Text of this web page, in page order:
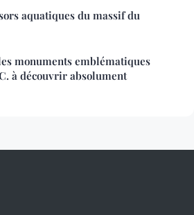
aquatiques du massif du
monuments emblématiques
à découvrir absolument